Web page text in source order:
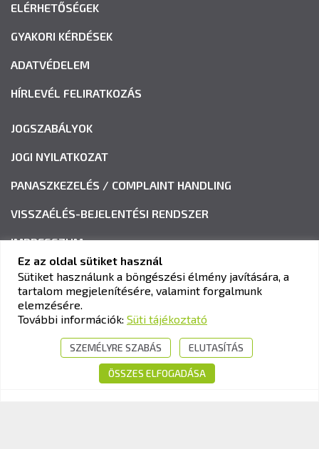
ELÉRHETŐSÉGEK
GYAKORI KÉRDÉSEK
ADATVÉDELEM
HÍRLEVÉL FELIRATKOZÁS
JOGSZABÁLYOK
JOGI NYILATKOZAT
PANASZKEZELÉS / COMPLAINT HANDLING
VISSZAÉLÉS-BEJELENTÉSI RENDSZER
IMPRESSZUM
KAV KÖZLEKEDÉSI ALKALMASSÁGI ÉS VIZSGAKÖZPONT
Cím:1033 Budapest, Polgár utca 8-10.
+36-1-510-0101
info@kavk.hu
Ez az oldal sütiket használ
Sütiket használunk a böngészési élmény javítására, a
tartalom megjelenítésére, valamint forgalmunk
elemzésére.
További információk: Süti tájékoztató
SZEMÉLYRE SZABÁS ELUTASÍTÁS
ÖSSZES ELFOGADÁSA